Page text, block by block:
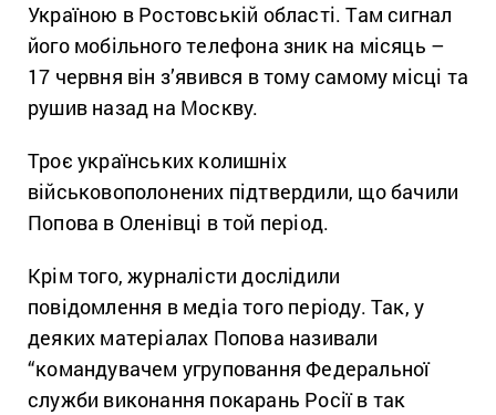
Україною в Ростовській області. Там сигнал
його мобільного телефона зник на місяць –
17 червня він з’явився в тому самому місці та
рушив назад на Москву.
Троє українських колишніх
військовополонених підтвердили, що бачили
Попова в Оленівці в той період.
Крім того, журналісти дослідили
повідомлення в медіа того періоду. Так, у
деяких матеріалах Попова називали
“командувачем угруповання Федеральної
служби виконання покарань Росії в так